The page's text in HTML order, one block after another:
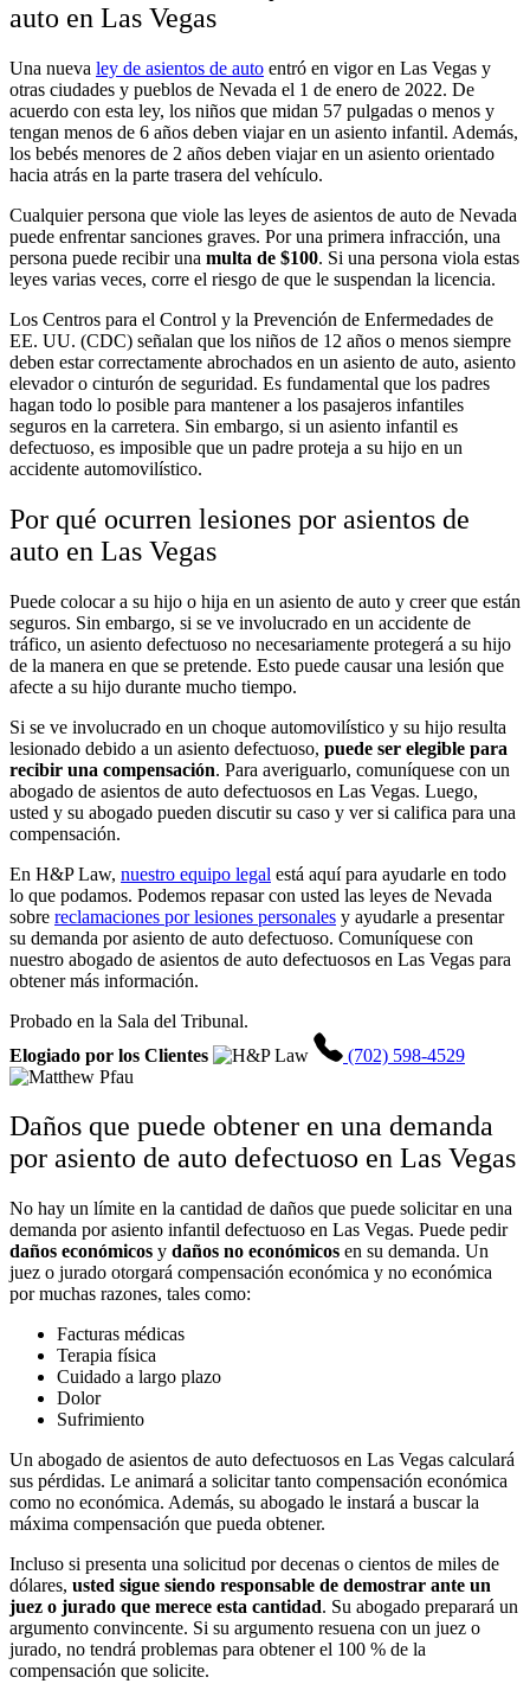
auto en Las Vegas
Una nueva ley de asientos de auto entró en vigor en Las Vegas y
otras ciudades y pueblos de Nevada el 1 de enero de 2022. De
acuerdo con esta ley, los niños que midan 57 pulgadas o menos y
tengan menos de 6 años deben viajar en un asiento infantil. Además,
los bebés menores de 2 años deben viajar en un asiento orientado
hacia atrás en la parte trasera del vehículo.
Cualquier persona que viole las leyes de asientos de auto de Nevada
puede enfrentar sanciones graves. Por una primera infracción, una
persona puede recibir una multa de $100. Si una persona viola estas
leyes varias veces, corre el riesgo de que le suspendan la licencia.
Los Centros para el Control y la Prevención de Enfermedades de
EE. UU. (CDC) señalan que los niños de 12 años o menos siempre
deben estar correctamente abrochados en un asiento de auto, asiento
elevador o cinturón de seguridad. Es fundamental que los padres
hagan todo lo posible para mantenera los pasajeros infantiles
seguros en la carretera. Sin embargo, si un asiento infantil es
defectuoso, es imposible que un padre proteja a su hijo en un
accidente automovilístico.
Por qué ocurren lesiones por asientos de
auto en Las Vegas
Puede colocar a su hijo o hija en un asiento de auto y creer que están
seguros. Sin embargo, si se ve involucrado en un accidente de
tráfico, un asiento defectuoso no necesariamente protegerá a su hijo
de la manera en que se pretende. Esto puede causar una lesión que
afecte a su hijo durante mucho tiempo.
Si se ve involucrado en un choque automovilístico y su hijo resulta
lesionado debido a un asiento defectuoso, puede ser elegible para
recibir una compensación. Para averiguarlo, comuníquese con un
abogado de asientos de auto defectuosos en Las Vegas. Luego,
usted y su abogado pueden discutir su caso y ver si califica para una
compensación.
En H&P Law, nuestro equipo legal está aquí para ayudarle en todo
lo que podamos. Podemos repasar con usted las leyes de Nevada
sobre reclamaciones por lesiones personales y ayudarle a presentar
su demanda por asiento de auto defectuoso. Comuníquese con
nuestro abogado de asientos de auto defectuosos en Las Vegas para
obtener más información.
Probado en la Sala del Tribunal.
Elogiado por los Clientes
(702) 598-4529
Daños que puede obtener en una demanda
por asiento de auto defectuoso en Las Vegas
No hay un límite en la cantidad de daños que puede solicitar en una
demanda por asiento infantil defectuoso en Las Vegas. Puede pedir
daños económicos y daños no económicos en su demanda. Un
juez o jurado otorgará compensación económica y no económica
por muchas razones, tales como:
Facturas médicas
Terapia física
Cuidado a largo plazo
Dolor
Sufrimiento
Un abogado de asientos de auto defectuosos en Las Vegas calculará
sus pérdidas. Le animará a solicitar tanto compensación económica
como no económica. Además, su abogado le instará a buscar la
máxima compensación que pueda obtener.
Incluso si presenta una solicitud por decenas o cientos de miles de
dólares, usted sigue siendo responsable de demostrar ante un
juez o jurado que merece esta cantidad. Su abogado preparará un
argumento convincente. Si su argumento resuena con un juez o
jurado, no tendrá problemas para obtener el 100 % de la
compensación que solicite.